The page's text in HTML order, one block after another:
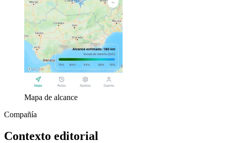
Mapa de alcance
Compañía
Contexto editorial